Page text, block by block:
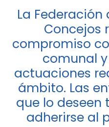
La
Concejos
compromiso
comunal
actuaciones
ámbito. Las
que lo deseen
adherirse al